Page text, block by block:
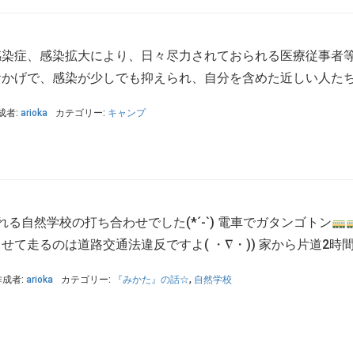
症、感染拡大により、日々尽力されておられる医療従事者
げで、感染が少しでも抑えられ、自分を含めた近しい人た
者: arioka カテゴリー: キャンプ
る自然学校の打ち合わせでした(*´-`) 電車でガタンゴトン
て走るのは道路交通法違反ですよ( ・∇・)) 家から片道2時
成者: arioka カテゴリー: 『みかた』の話☆, 自然学校